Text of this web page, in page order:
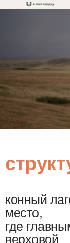
конный
место,
где
верховой